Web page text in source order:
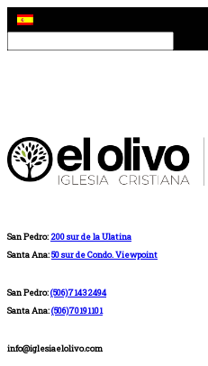
San Pedro: 200 sur de la Ulatina
Santa Ana:50 sur de Condo. Viewpoint
San Pedro:(506)71432494
Santa Ana:(506)70191101
info@iglesiaelolivo.com